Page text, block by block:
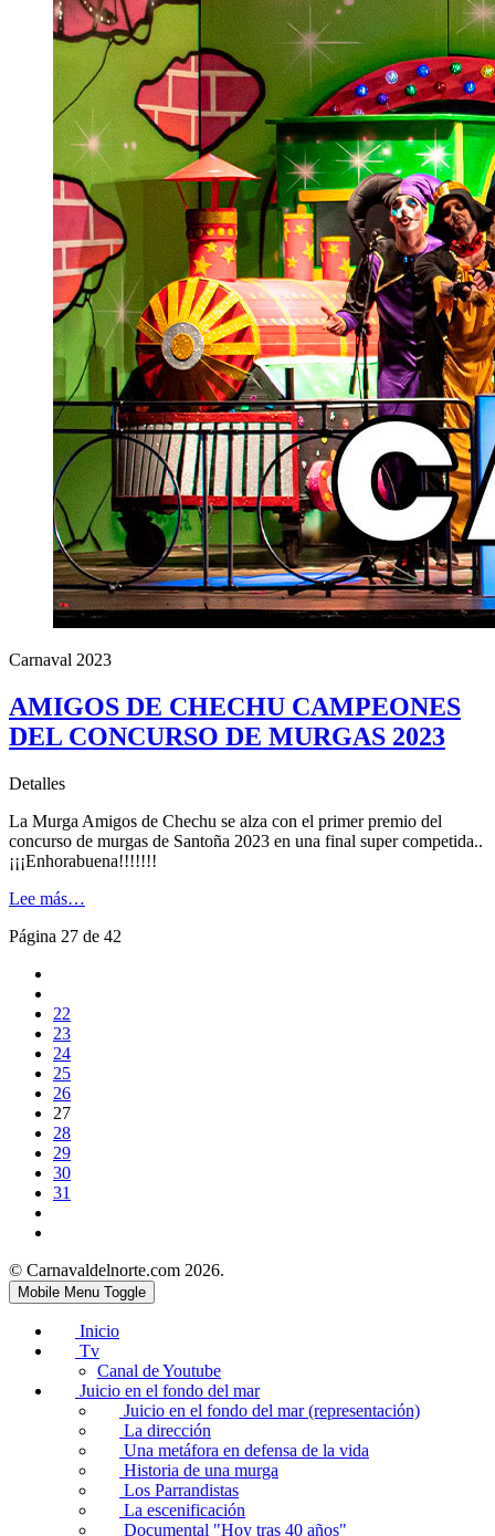
Carnaval 2023
AMIGOS DE CHECHU CAMPEONES
DEL CONCURSO DE MURGAS 2023
Detalles
La Murga Amigos de Chechu se alza con el primer premio del
concurso de murgas de Santoña 2023 en una final super competida..
¡¡¡Enhorabuena!!!!!!!
Lee más…
Página 27 de 42
22
23
24
25
26
27
28
29
30
31
© Carnavaldelnorte.com 2026.
Mobile Menu Toggle
Inicio
Tv
Canal de Youtube
Juicio en el fondo del mar
Juicio en el fondo del mar (representación)
La dirección
Una metáfora en defensa de la vida
Historia de una murga
Los Parrandistas
La escenificación
Documental "Hoy tras 40 años"